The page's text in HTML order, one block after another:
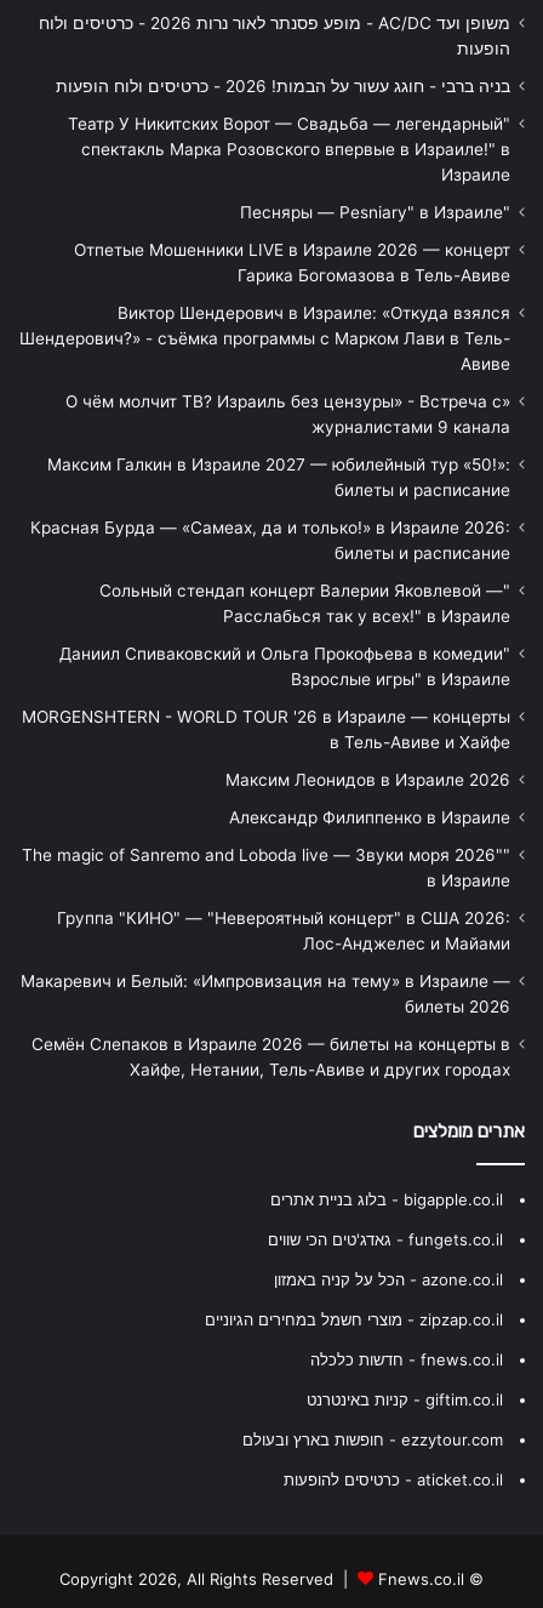
משופן ועד AC/DC - מופע פסנתר לאור נרות 2026 - כרטיסים ולוח
הופעות
בניה ברבי - חוגג עשור על הבמות! 2026 - כרטיסים ולוח הופעות
"Театр У Никитских Ворот — Свадьба — легендарный
спектакль Марка Розовского впервые в Израиле!" в
Израиле
"Песняры — Pesniary" в Израиле
Отпетые Мошенники LIVE в Израиле 2026 — концерт
Гарика Богомазова в Тель-Авиве
Виктор Шендерович в Израиле: «Откуда взялся
Шендерович?» - съёмка программы с Марком Лави в Тель-
Авиве
«О чём молчит ТВ? Израиль без цензуры» - Встреча с
журналистами 9 канала
Максим Галкин в Израиле 2027 — юбилейный тур «50!»:
билеты и расписание
Красная Бурда — «Самеах, да и только!» в Израиле 2026:
билеты и расписание
"Сольный стендап концерт Валерии Яковлевой —
Расслабься так у всех!" в Израиле
"Даниил Спиваковский и Ольга Прокофьева в комедии
Взрослые игры" в Израиле
MORGENSHTERN - WORLD TOUR '26 в Израиле — концерты
в Тель-Авиве и Хайфе
Максим Леонидов в Израиле 2026
Александр Филиппенко в Израиле
"The magic of Sanremo and Loboda live — Звуки моря 2026"
в Израиле
Группа "КИНО" — "Невероятный концерт" в США 2026:
Лос-Анджелес и Майами
Макаревич и Белый: «Импровизация на тему» в Израиле —
билеты 2026
Семён Слепаков в Израиле 2026 — билеты на концерты в
Хайфе, Нетании, Тель-Авиве и других городах
אתרים מומלצים
bigapple.co.il - בלוג בניית אתרים
fungets.co.il - גאדג'טים הכי שווים
azone.co.il - הכל על קניה באמזון
zipzap.co.il - מוצרי חשמל במחירים הגיוניים
fnews.co.il - חדשות כלכלה
giftim.co.il - קניות באינטרנט
ezzytour.com - חופשות בארץ ובעולם
aticket.co.il - כרטיסים להופעות
© Copyright 2026, All Rights Reserved |
Fnews.co.il